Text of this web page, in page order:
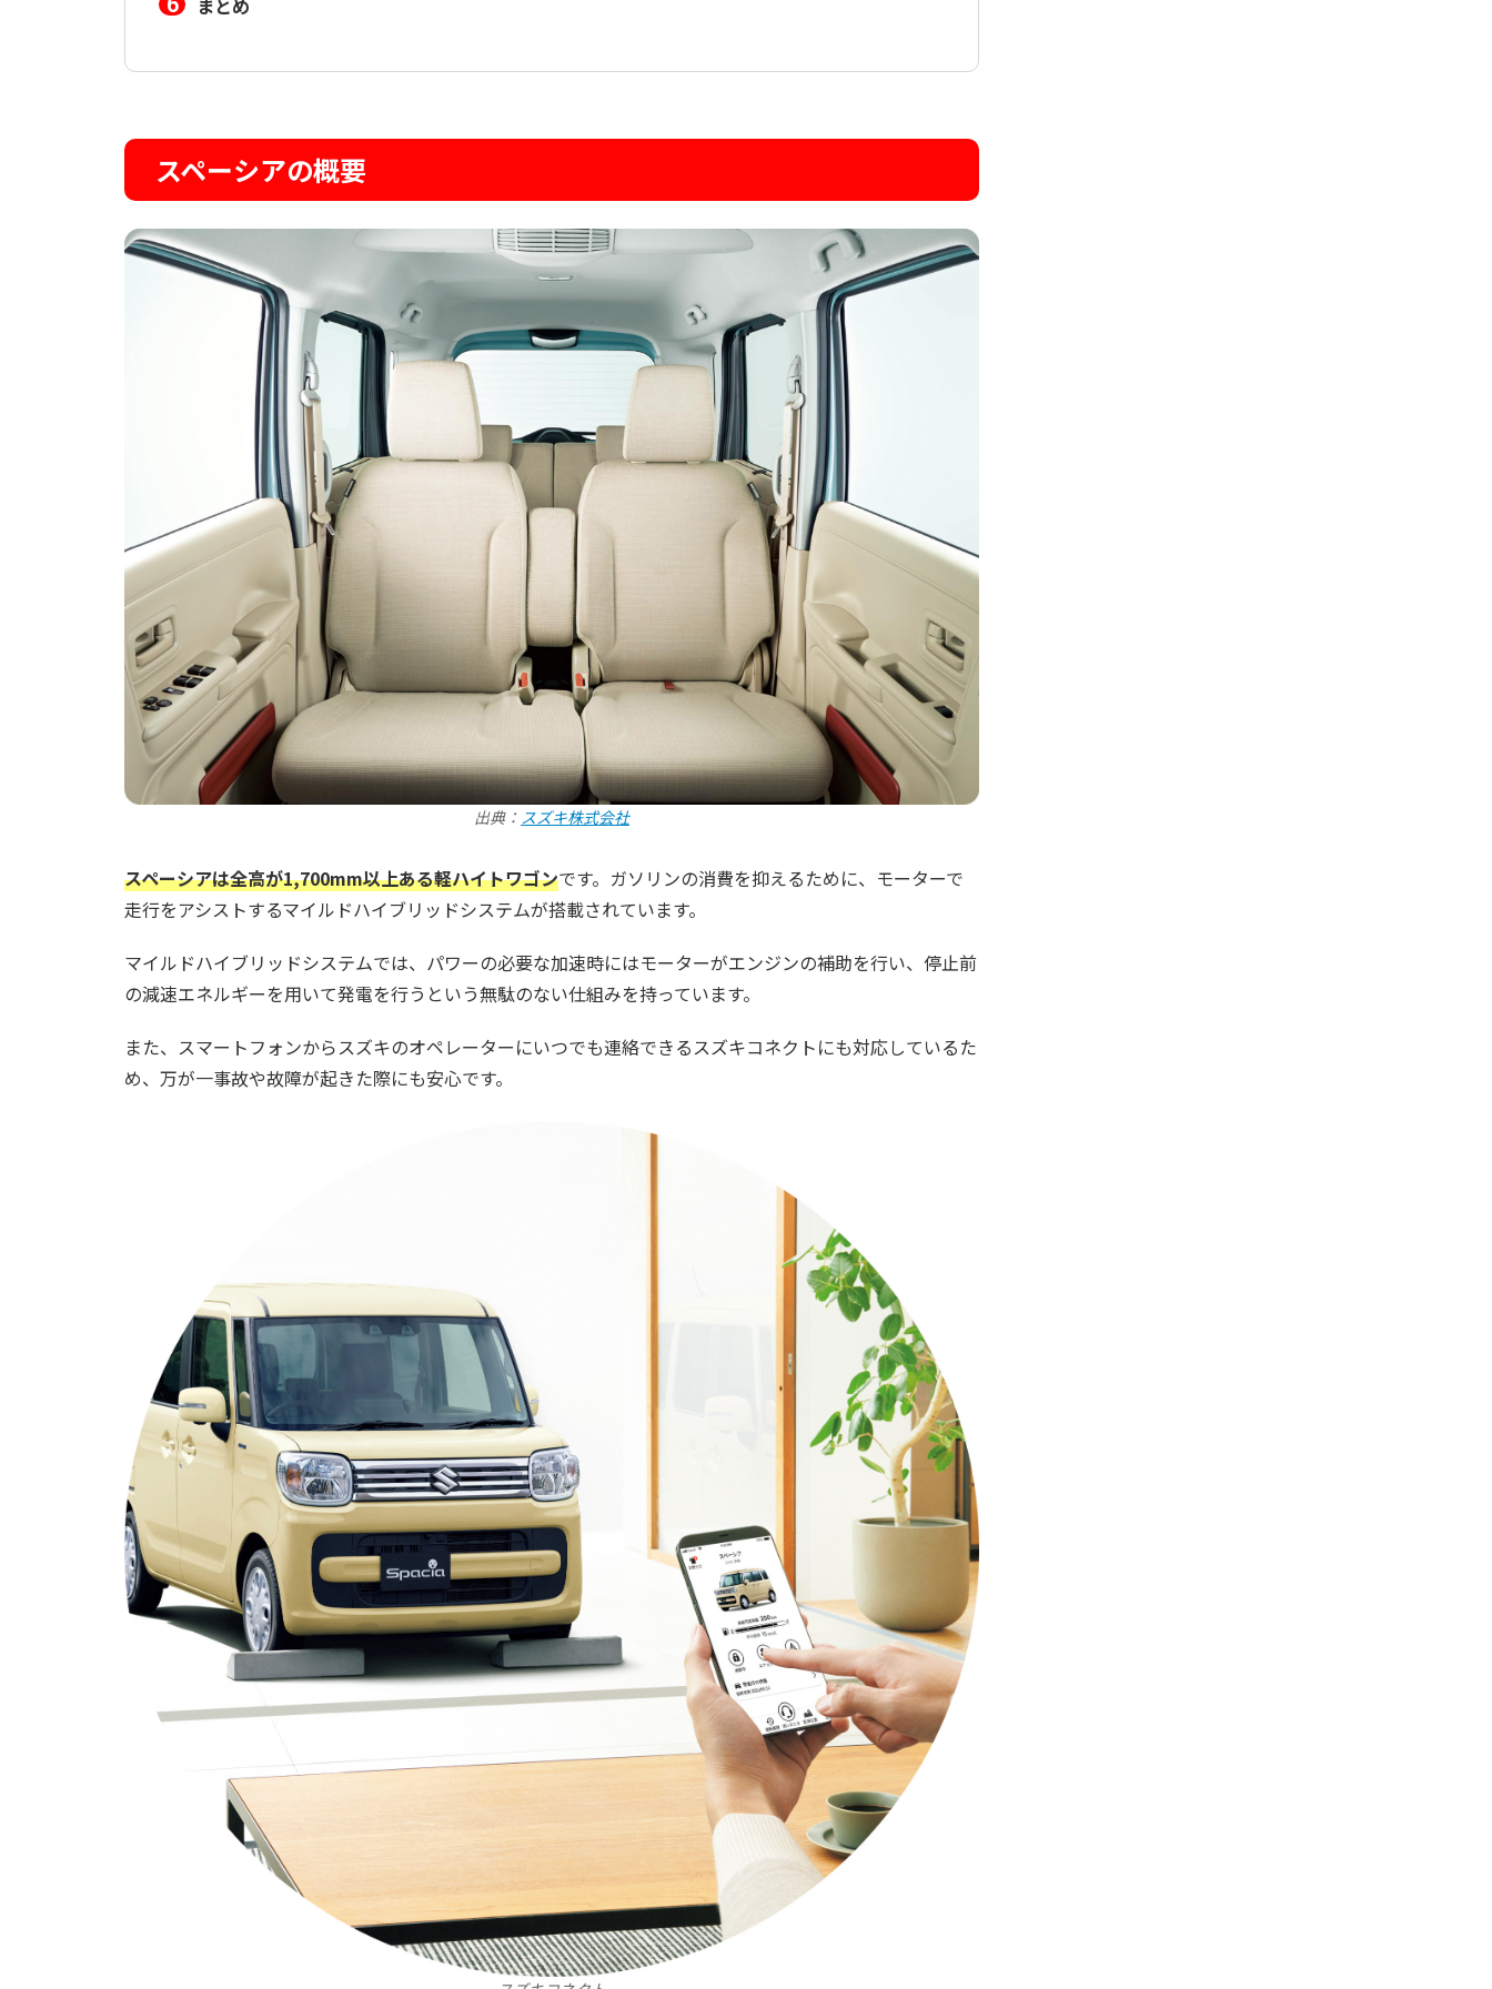
まとめ
スペーシアの概要
出典： スズキ株式会社
スペーシアは全高が1,700mm以上ある軽ハイトワゴンです。ガソリンの消費を抑えるために、モーターで
走行をアシストするマイルドハイブリッドシステムが搭載されています。
マイルドハイブリッドシステムでは、パワーの必要な加速時にはモーターがエンジンの補助を行い、停止前
の減速エネルギーを用いて発電を行うという無駄のない仕組みを持っています。
また、スマートフォンからスズキのオペレーターにいつでも連絡できるスズキコネクトにも対応しているた
め、万が一事故や故障が起きた際にも安心です。